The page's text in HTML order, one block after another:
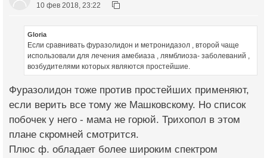
10 фев 2018, 23:22
Gloria
Если сравнивать фуразолидон и метронидазол , второй чаще
использовали для лечения амебиаза , лямблиоза- заболеваний ,
возбудителями которых являются простейшие.
Фуразолидон тоже против простейших применяют,
если верить все тому же Машковскому. Но список
побочек у него - мама не горюй. Трихопол в этом
плане скромней смотрится.
Плюс ф. обладает более широким спектром